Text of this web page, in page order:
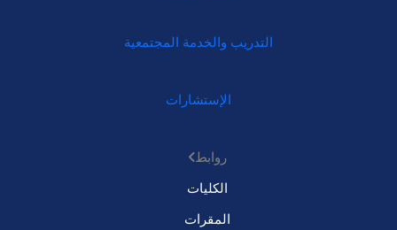
التدريب والخدمة المجتمعية
الإستشارات
روابط
الكليات
المقرات